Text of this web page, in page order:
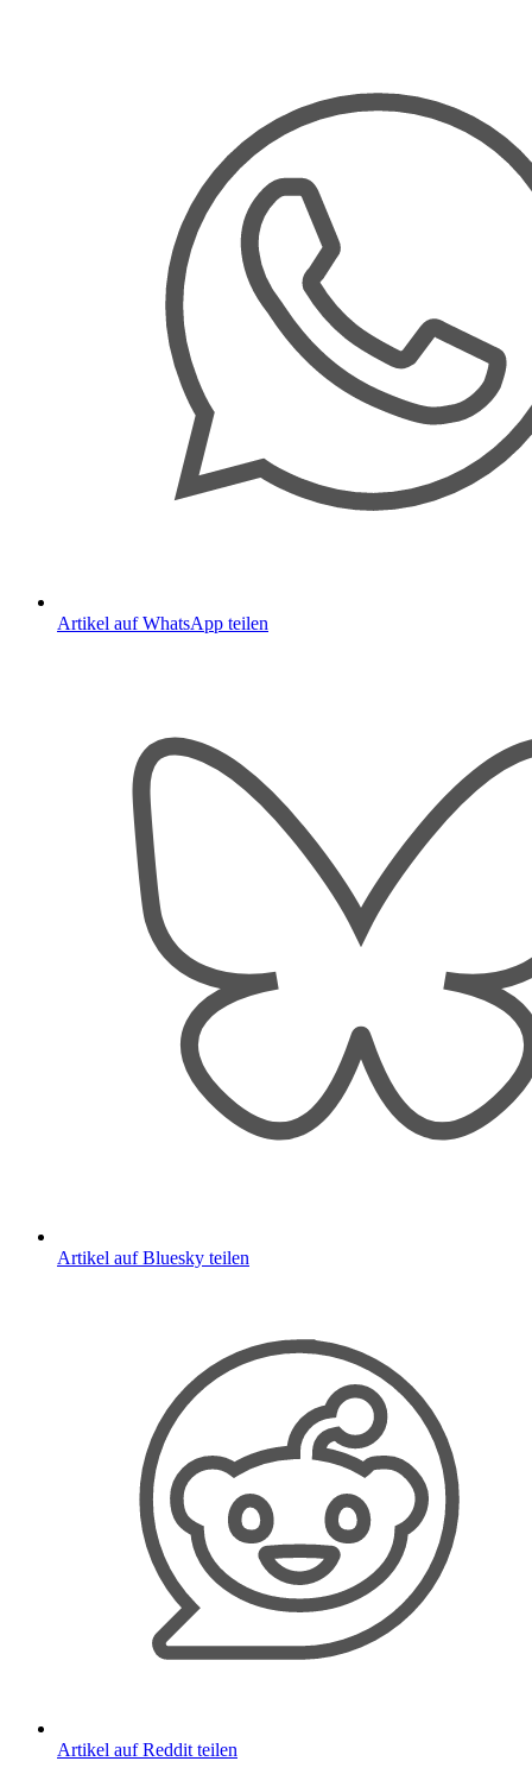
Artikel auf WhatsApp teilen
Artikel auf Bluesky teilen
Artikel auf Reddit teilen